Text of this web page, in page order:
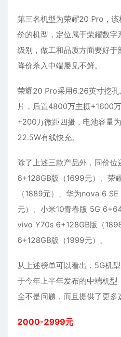
第三名机型为荣耀20 Pro，
价的机型，定位属于荣耀数字
级别，做工和品质方面要好于
降价杀入中端屡见不鲜。
荣耀20 Pro采用6.26英寸挖
片，后置4800万主摄+1600
+200万微距四摄，电池容量
22.5W有线快充。
除了上述三款产品外，同价
6+128GB版（1699元）、荣
（1889元）、华为nova 6
元）、小米10青春版 5G
vivo Y70s 6+128GB版（
6+128GB版（1999元）。
从上述榜单可以看出，5G机
于今年上半年发布的中端机
全不是问题，而且提供了更多
2000-2999元